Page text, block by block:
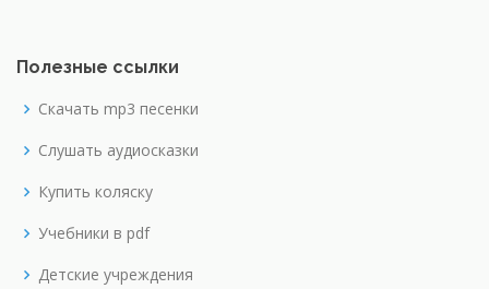
Полезные ссылки
Скачать mp3 песенки
Слушать аудиосказки
Купить коляску
Учебники в pdf
Детские учреждения